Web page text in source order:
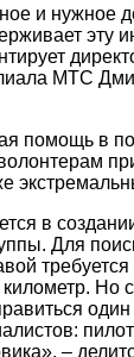
и нужное
эту
МТС
помощь в
в
Для
Но
–